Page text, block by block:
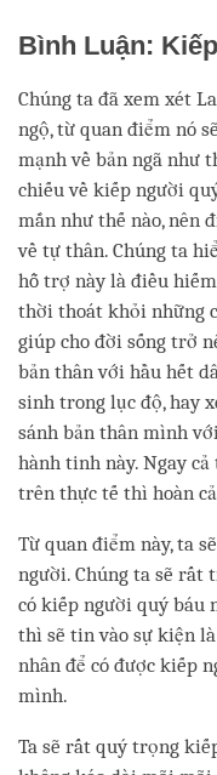
Bình Luận:
Chúng ta đã xem xét
ngộ, từ quan điểm nó
mạnh về bản ngã như
chiếu về kiếp người
mắn như thế nào, nên
về tự thân. Chúng ta
hỗ trợ này là điều
thời thoát khỏi những
giúp cho đời sống trở
bản thân với hầu hết
sinh trong lục độ, hay
sánh bản thân mình
hành tinh này. Ngay
trên thực tế thì hoàn
Từ quan điểm này, ta
người. Chúng ta sẽ rất
có kiếp người quý báu
thì sẽ tin vào sự kiện
nhân để có được kiếp
mình.
Ta sẽ rất quý trọng